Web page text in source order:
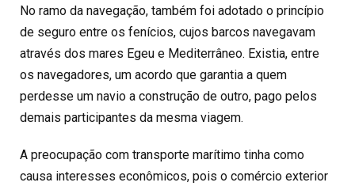
No ramo da navegação, também foi adotado o princípio
de seguro entre os fenícios, cujos barcos navegavam
através dos mares Egeu e Mediterrâneo. Existia, entre
os navegadores, um acordo que garantia a quem
perdesse um navio a construção de outro, pago pelos
demais participantes da mesma viagem.
A preocupação com transporte marítimo tinha como
causa interesses econômicos, pois o comércio exterior